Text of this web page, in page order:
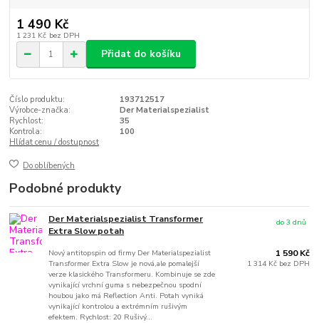
1 490 Kč
1 231 Kč bez DPH
Přidat do košíku
Číslo produktu:
193712517
Výrobce-značka:
Der Materialspezialist
Rychlost:
35
Kontrola:
100
Hlídat cenu / dostupnost
Do oblíbených
Podobné produkty
Der Materialspezialist Transformer
Extra Slow potah
Nový antitopspin od firmy Der Materialspezialist
Transformer Extra Slow je nová,ale pomalejší
verze klasického Transformeru. Kombinuje se zde
vynikající vrchní guma s nebezpečnou spodní
houbou jako má Reflection Anti. Potah vyniká
vynikající kontrolou a extrémním rušivým
efektem. Rychlost: 20 Rušivý...
1 590 Kč
1 314 Kč bez DPH
do 3 dnů